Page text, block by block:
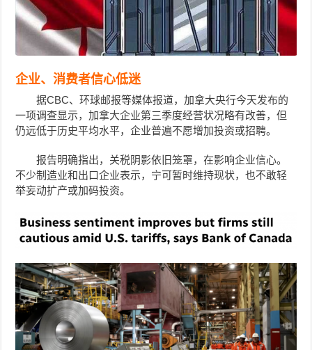
企业、消费者信心低迷
据CBC、环球邮报等媒体报道，加拿大央行今天发布的
一项调查显示，加拿大企业第三季度经营状况略有改善，但
仍远低于历史平均水平，企业普遍不愿增加投资或招聘。
报告明确指出，关税阴影依旧笼罩，在影响企业信心。
不少制造业和出口企业表示，宁可暂时维持现状，也不敢轻
举妄动扩产或加码投资。